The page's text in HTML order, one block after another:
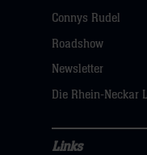
dann
hier
Connys Rudel
Roadshow
Newsletter
Die Rhein-Neckar
Links